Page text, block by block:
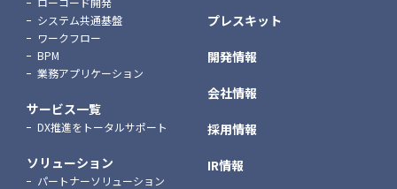
システム共通基盤
ワークフロー
BPM
業務アプリケーション
サービス一覧
DX推進をトータルサポート
ソリューション
パートナーソリューション
プレスキット
開発情報
会社情報
採用情報
IR情報